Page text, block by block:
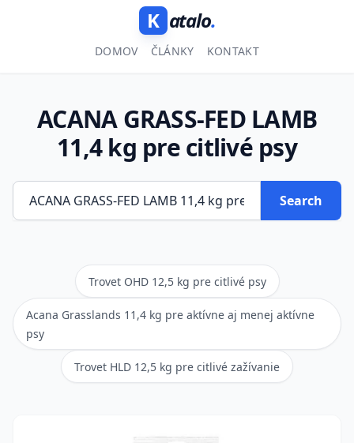
K atalo.
DOMOV ČLÁNKY KONTAKT
ACANA GRASS-FED LAMB
11,4 kg pre citlivé psy
Search
Trovet OHD 12,5 kg pre citlivé psy
Acana Grasslands 11,4 kg pre aktívne aj menej aktívne
psy
Trovet HLD 12,5 kg pre citlivé zažívanie